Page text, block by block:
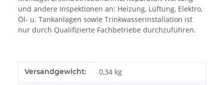
und andere Inspektionen an: Heizung, Lüftung, Elektro,
Öl- u. Tankanlagen sowie Trinkwasserinstallation ist
nur durch Qualifizierte Fachbetriebe durchzuführen.
Produkteigenschaft
Wert
Versandgewicht: 0,34 kg